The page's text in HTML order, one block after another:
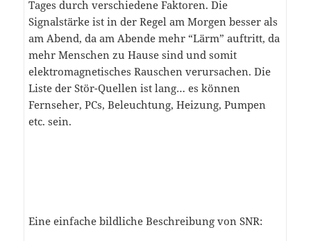
Tages durch verschiedene Faktoren. Die
Signalstärke ist in der Regel am Morgen besser als
am Abend, da am Abende mehr “Lärm” auftritt, da
mehr Menschen zu Hause sind und somit
elektromagnetisches Rauschen verursachen. Die
Liste der Stör-Quellen ist lang… es können
Fernseher, PCs, Beleuchtung, Heizung, Pumpen
etc. sein.
Eine einfache bildliche Beschreibung von SNR: